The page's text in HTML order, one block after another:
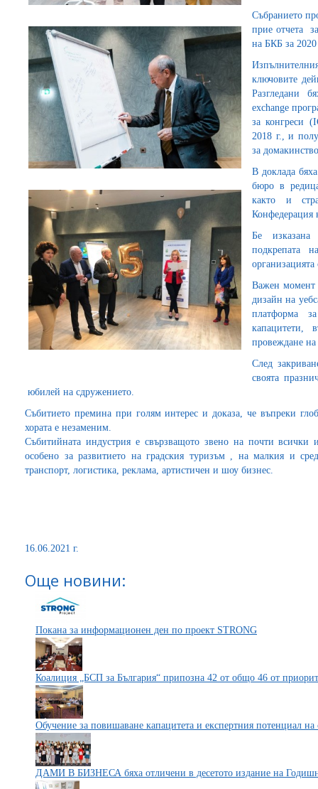
Събранието
прие отчета
на БКБ за
ключовите
Разгледани
exchange
за конгреси
2018 г., и
за
В доклада
бюро в
както и
Конфедерация
Бе изказана
подкрепата
Важен момент
дизайн на
платформа
капацитети,
провеждане
След
своята
юбилей на сдружението.
Събитието премина при голям интерес и доказа, че въпреки
хората е незаменим.
Събитийната индустрия е свързващото звено на почти всички
особено за развитието на градския туризъм , на малкия и
транспорт, логистика, реклама, артистичен и шоу бизнес.
16.06.2021 г.
Още новини:
Покана за информационен ден по проект STRONG
Коалиция „БСП за България“ припозна 42 от общо 46 от
Обучение за повишаване капацитета и експертния потенциал
ДАМИ В БИЗНЕСА бяха отличени в десетото издание на